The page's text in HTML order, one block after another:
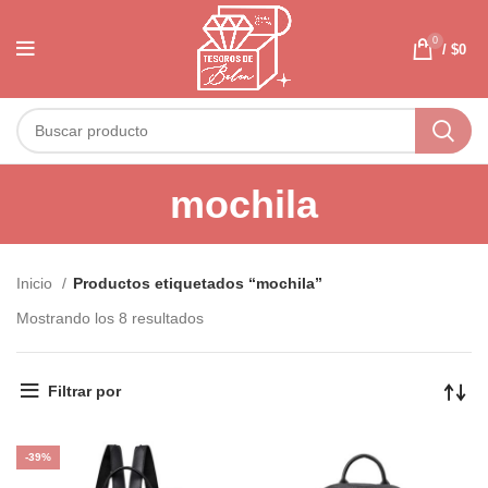
0
/ $0
mochila
Inicio
Productos etiquetados “mochila”
Mostrando los 8 resultados
Filtrar por
-39%